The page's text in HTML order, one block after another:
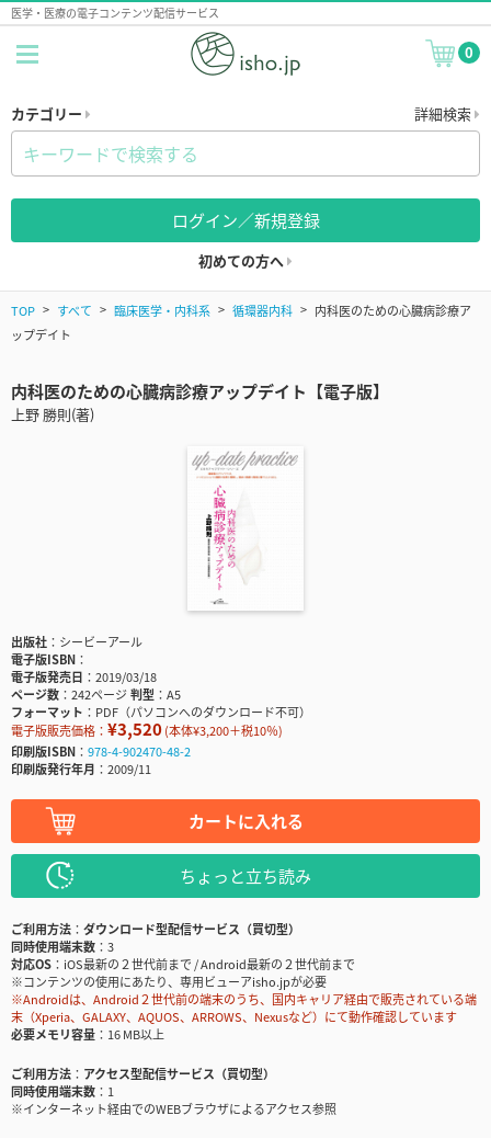
医学・医療の電子コンテンツ配信サービス
0
カテゴリー 詳細検索
ログイン／新規登録
初めての方へ
TOP すべて 臨床医学・内科系 循環器内科
内科医のための心臓病診療ア
ップデイト
内科医のための心臓病診療アップデイト【電子版】
上野 勝則(著)
出版社
シービーアール
電子版ISBN
電子版発売日
2019/03/18
ページ数
242ページ判型
A5
フォーマット
PDF（パソコンへのダウンロード不可）
電子版販売価格： ¥3,520(本体¥3,200＋税10％)
印刷版ISBN
978-4-902470-48-2
印刷版発行年月
2009/11
カートに入れる
ちょっと立ち読み
ご利用方法
ダウンロード型配信サービス（買切型）
同時使用端末数
3
対応OS
iOS最新の２世代前まで / Android最新の２世代前まで
※コンテンツの使用にあたり、専用ビューアisho.jpが必要
※Androidは、Android２世代前の端末のうち、国内キャリア経由で販売されている端
末（Xperia、GALAXY、AQUOS、ARROWS、Nexusなど）にて動作確認しています
必要メモリ容量
16 MB以上
ご利用方法
アクセス型配信サービス（買切型）
同時使用端末数
1
※インターネット経由でのWEBブラウザによるアクセス参照